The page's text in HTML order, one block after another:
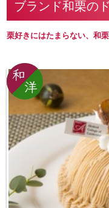
ブランド和栗の
栗好きにはたまらない、和